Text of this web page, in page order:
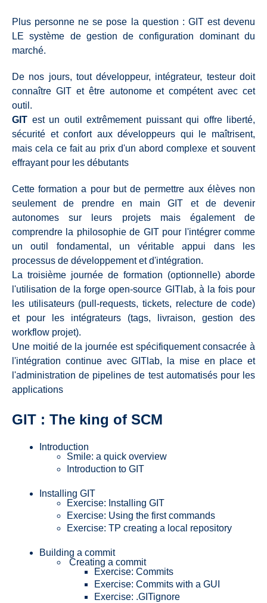
Plus personne ne se pose la question : GIT est devenu
LE système de gestion de configuration dominant du
marché.
De nos jours, tout développeur, intégrateur, testeur doit
connaître GIT et être autonome et compétent avec cet
outil.
GIT est un outil extrêmement puissant qui offre liberté,
sécurité et confort aux développeurs qui le maîtrisent,
mais cela ce fait au prix d'un abord complexe et souvent
effrayant pour les débutants
Cette formation a pour but de permettre aux élèves non
seulement de prendre en main GIT et de devenir
autonomes sur leurs projets mais également de
comprendre la philosophie de GIT pour l'intégrer comme
un outil fondamental, un véritable appui dans les
processus de développement et d'intégration.
La troisième journée de formation (optionnelle) aborde
l'utilisation de la forge open-source GITlab, à la fois pour
les utilisateurs (pull-requests, tickets, relecture de code)
et pour les intégrateurs (tags, livraison, gestion des
workflow projet).
Une moitié de la journée est spécifiquement consacrée à
l'intégration continue avec GITlab, la mise en place et
l'administration de pipelines de test automatisés pour les
applications
GIT : The king of SCM
Introduction
Smile: a quick overview
Introduction to GIT
Installing GIT
Exercise: Installing GIT
Exercise: Using the first commands
Exercise: TP creating a local repository
Building a commit
Creating a commit
Exercise: Commits
Exercise: Commits with a GUI
Exercise: .GITignore